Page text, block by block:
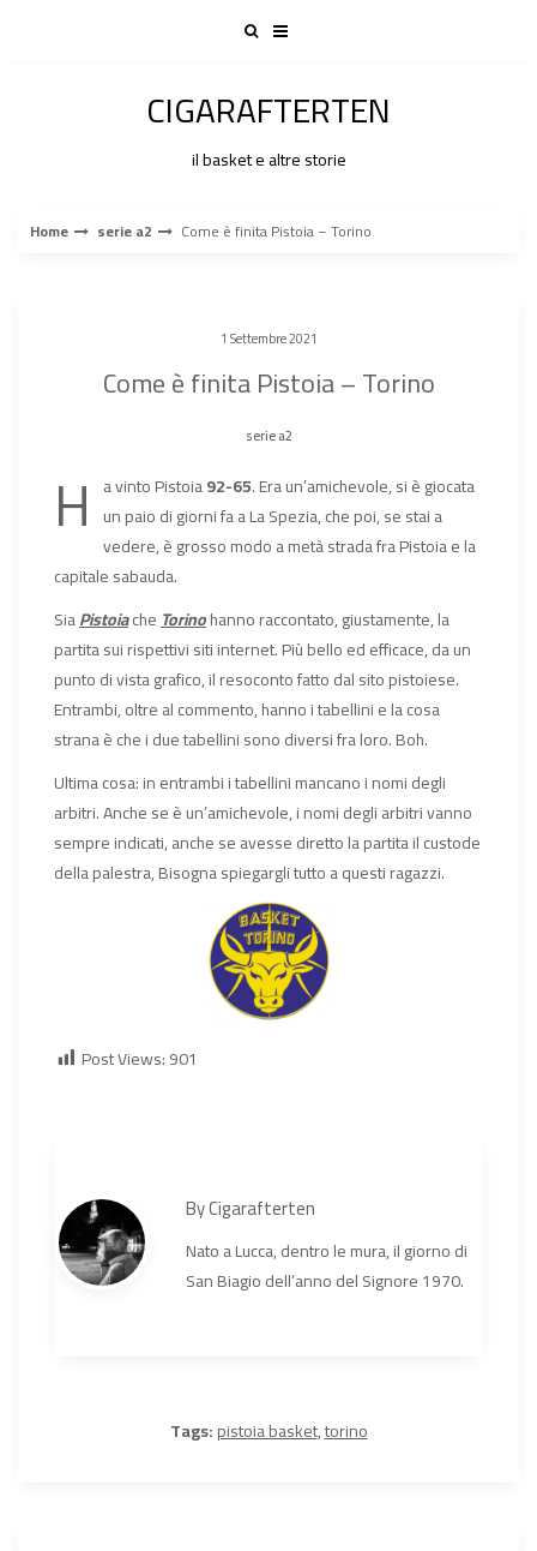
CIGARAFTERTEN
il basket e altre storie
Home serie a2 Come è finita Pistoia – Torino
1 Settembre 2021
Come è finita Pistoia – Torino
serie a2
H a vinto Pistoia92-65. Era un’amichevole, si è giocata
un paio di giorni fa a La Spezia, che poi, se stai a
vedere, è grosso modo a metà strada fra Pistoia e la
capitale sabauda.
SiaPistoiacheTorinohanno raccontato, giustamente, la
partita sui rispettivi siti internet. Più bello ed efficace, da un
punto di vista grafico, il resoconto fatto dal sito pistoiese.
Entrambi, oltre al commento, hanno i tabellini e la cosa
strana è che i due tabellini sono diversi fra loro. Boh.
Ultima cosa: in entrambi i tabellini mancano i nomi degli
arbitri. Anche se è un’amichevole, i nomi degli arbitri vanno
sempre indicati, anche se avesse diretto la partita il custode
della palestra, Bisogna spiegargli tutto a questi ragazzi.
Post Views:901
ByCigarafterten
Nato a Lucca, dentro le mura, il giorno di
San Biagio dell’anno del Signore 1970.
Tags:pistoia basket,torino